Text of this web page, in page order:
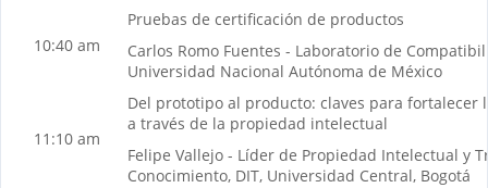
10:40 am
Pruebas de certificación de productos
Carlos Romo Fuentes - Laboratorio de
Universidad Nacional Autónoma de México
11:10 am
Del prototipo al producto: claves para fortalecer
a través de la propiedad intelectual
Felipe Vallejo - Líder de Propiedad Intelectual y
Conocimiento, DIT, Universidad Central, Bogotá